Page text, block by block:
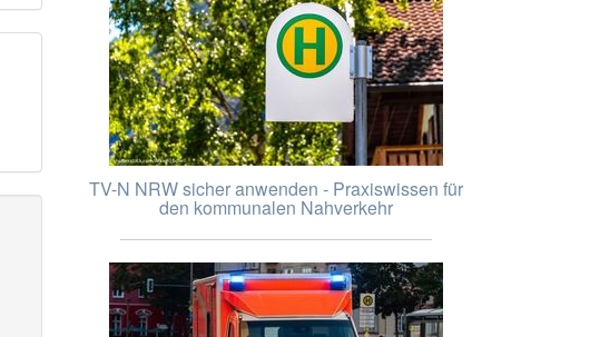
TV-N NRW sicher anwenden - Praxiswissen für
den kommunalen Nahverkehr